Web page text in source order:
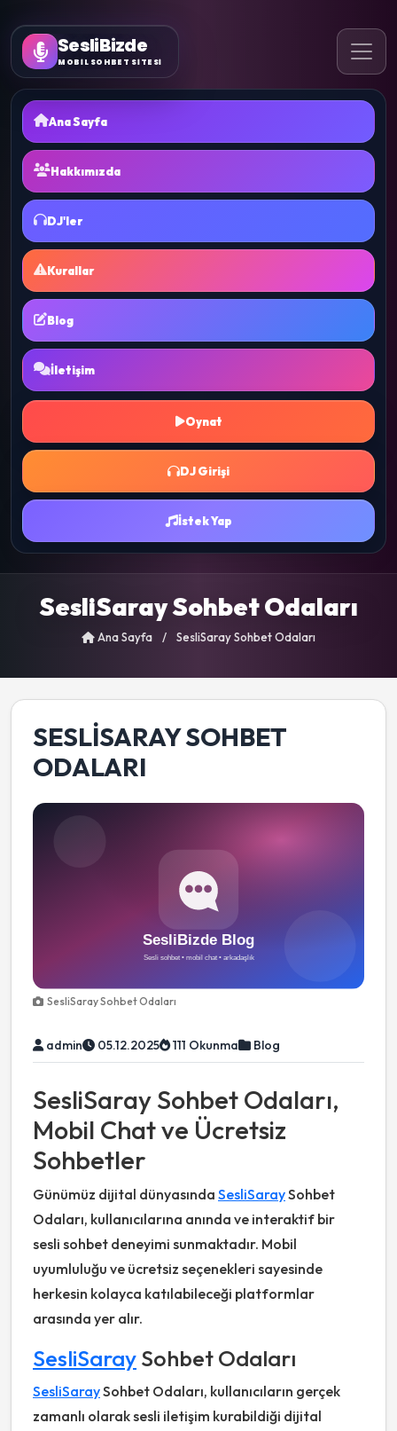
SesliBizde
MOBİL SOHBET SİTESİ
Ana Sayfa
Hakkımızda
DJ'ler
Kurallar
Blog
İletişim
Oynat
DJ Girişi
İstek Yap
SesliSaray Sohbet Odaları
Ana Sayfa / SesliSaray Sohbet Odaları
SESLISARAY SOHBET
ODALARI
SesliSaray Sohbet Odaları
admin 05.12.2025 111 Okunma Blog
SesliSaray Sohbet Odaları,
Mobil Chat ve Ücretsiz
Sohbetler
Günümüz dijital dünyasında SesliSaraySohbet
Odaları, kullanıcılarına anında ve interaktif bir
sesli sohbet deneyimi sunmaktadır. Mobil
uyumluluğu ve ücretsiz seçenekleri sayesinde
herkesin kolayca katılabileceği platformlar
arasında yer alır.
SesliSaraySohbet Odaları
SesliSaraySohbet Odaları, kullanıcıların gerçek
zamanlı olarak sesli iletişim kurabildiği dijital